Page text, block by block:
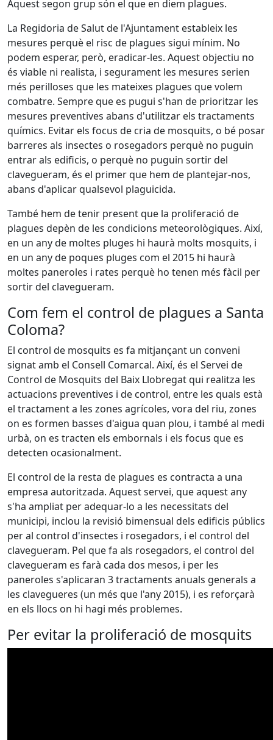
Aquest segon grup són el que en diem plagues.
La Regidoria de Salut de l'Ajuntament estableix les
mesures perquè el risc de plagues sigui mínim. No
podem esperar, però, eradicar-les. Aquest objectiu no
és viable ni realista, i segurament les mesures serien
més perilloses que les mateixes plagues que volem
combatre. Sempre que es pugui s'han de prioritzar les
mesures preventives abans d'utilitzar els tractaments
químics. Evitar els focus de cria de mosquits, o bé posar
barreres als insectes o rosegadors perquè no puguin
entrar als edificis, o perquè no puguin sortir del
clavegueram, és el primer que hem de plantejar-nos,
abans d'aplicar qualsevol plaguicida.
També hem de tenir present que la proliferació de
plagues depèn de les condicions meteorològiques. Així,
en un any de moltes pluges hi haurà molts mosquits, i
en un any de poques pluges com el 2015 hi haurà
moltes paneroles i rates perquè ho tenen més fàcil per
sortir del clavegueram.
Com fem el control de plagues a Santa
Coloma?
El control de mosquits es fa mitjançant un conveni
signat amb el Consell Comarcal. Així, és el Servei de
Control de Mosquits del Baix Llobregat qui realitza les
actuacions preventives i de control, entre les quals està
el tractament a les zones agrícoles, vora del riu, zones
on es formen basses d'aigua quan plou, i també al medi
urbà, on es tracten els embornals i els focus que es
detecten ocasionalment.
El control de la resta de plagues es contracta a una
empresa autoritzada. Aquest servei, que aquest any
s'ha ampliat per adequar-lo a les necessitats del
municipi, inclou la revisió bimensual dels edificis públics
per al control d'insectes i rosegadors, i el control del
clavegueram. Pel que fa als rosegadors, el control del
clavegueram es farà cada dos mesos, i per les
paneroles s'aplicaran 3 tractaments anuals generals a
les clavegueres (un més que l'any 2015), i es reforçarà
en els llocs on hi hagi més problemes.
Per evitar la proliferació de mosquits